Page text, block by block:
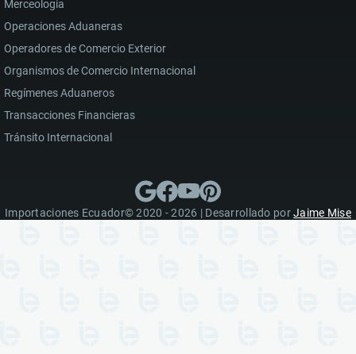
Merceología
Operaciones Aduaneras
Operadores de Comercio Exterior
Organismos de Comercio Internacional
Regímenes Aduaneros
Transacciones Financieras
Tránsito Internacional
Importaciones Ecuador© 2020 - 2026 | Desarrollado porJaime Mise